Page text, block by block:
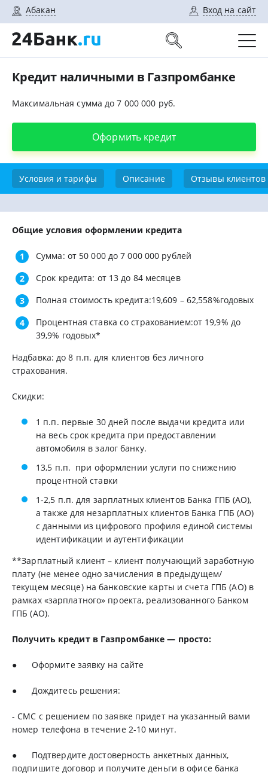
Абакан Вход на сайт
Кредит наличными в Газпромбанке
Максимальная сумма до 7 000 000 руб.
Оформить кредит
Условия и тарифы Описание Отзывы клиентов
Общие условия оформлении кредита
Сумма: от 50 000 до 7 000 000 рублей
Срок кредита: от 13 до 84 месяцев
Полная стоимость кредита:19,609 – 62,558%годовых
Процентная ставка со страхованием:от 19,9% до
39,9% годовых*
Надбавка: до 8 п.п. для клиентов без личного
страхования.
Скидки:
1 п.п. первые 30 дней после выдачи кредита или
на весь срок кредита при предоставлении
автомобиля в залог банку.
13,5 п.п. при оформлении услуги по снижению
процентной ставки
1-2,5 п.п. для зарплатных клиентов Банка ГПБ (АО),
а также для незарплатных клиентов Банка ГПБ (АО)
с данными из цифрового профиля единой системы
идентификации и аутентификации
**Зарплатный клиент – клиент получающий заработную
плату (не менее одно зачисления в предыдущем/
текущем месяце) на банковские карты и счета ГПБ (АО) в
рамках «зарплатного» проекта, реализованного Банком
ГПБ (АО).
Получить кредит в Газпромбанке — просто:
● Оформите заявку на сайте
● Дождитесь решения:
- СМС с решением по заявке придет на указанный вами
номер телефона в течение 2-10 минут.
● Подтвердите достоверность анкетных данных,
подпишите договор и получите деньги в офисе банка